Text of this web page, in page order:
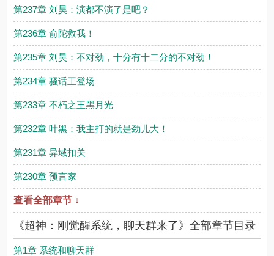
第237章 刘昊：演都不演了是吧？
第236章 俞陀救我！
第235章 刘昊：不对劲，十分有十二分的不对劲！
第234章 骚话王登场
第233章 不朽之王黑月光
第232章 叶黑：我主打的就是劲儿大！
第231章 异域扣关
第230章 预言家
查看全部章节 ↓
《超神：刚觉醒系统，聊天群来了》全部章节目录
第1章 系统和聊天群